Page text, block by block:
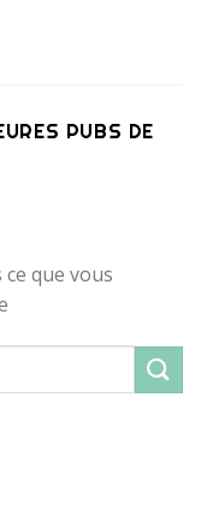
PUBS DE
que vous